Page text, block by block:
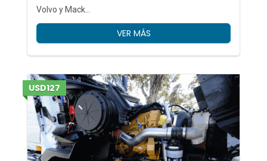
Volvo y Mack…
VER MÁS
USD127